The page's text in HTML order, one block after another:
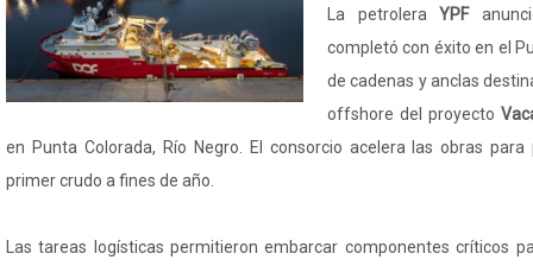
La petroleraYPF
completó con éxito en el
de cadenas y anclas
offshore del proyecto
en Punta Colorada, Río Negro. El consorcio acelera las obras
primer crudo a fines de año.
Las tareas logísticas permitieron embarcar componentes críticos